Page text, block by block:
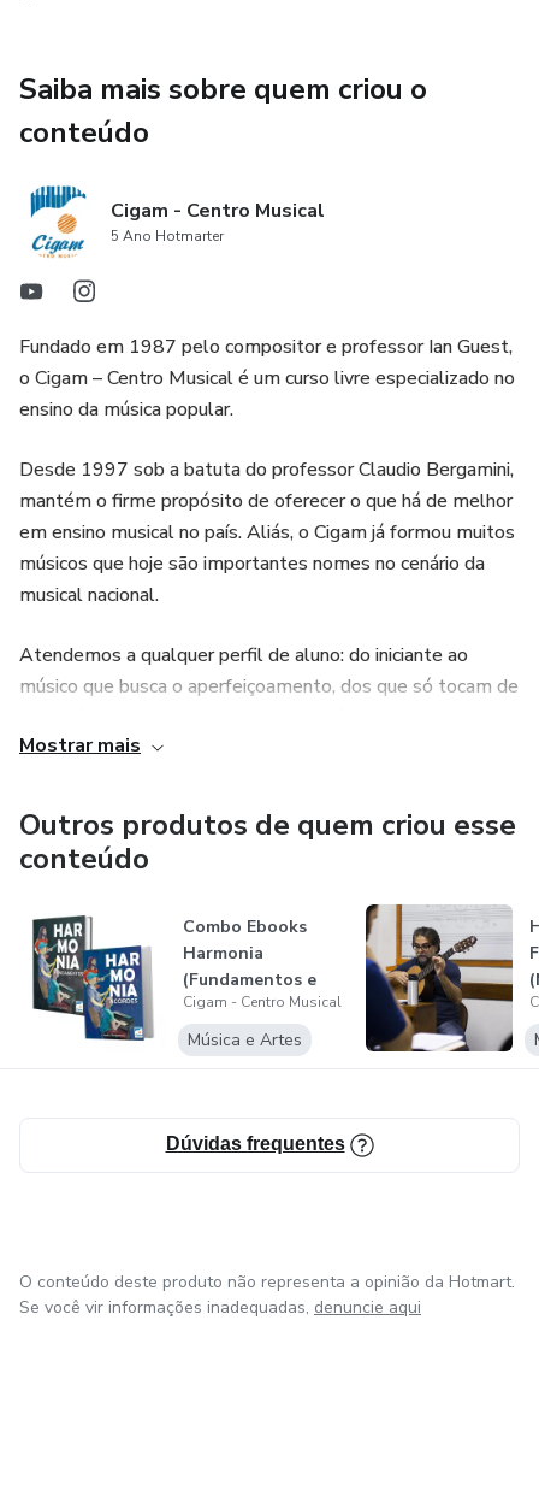
método.
Você vai aprender fazendo.
📺 AULAS GRAVADAS
Assista quando quiser, quantas vezes quiser.
✍️ EXERCÍCIOS COM CORREÇÃO
você pratica — e entende de verdade.
💬 FÓRUM DE DÚVIDAS
com outros músicos.
💰 ASSINATURA MENSAL COM VALOR IMBATÍVEL
por um investimento que cabe no seu bolso.
🚀 COMECE A ENTENDER DE VERDADE O QUE VOCÊ
seu aperfeiçoamento musical.
Saiba mais sobre quem criou o
conteúdo
Cigam - Centro Musical
5 Ano Hotmarter
Fundado em 1987 pelo compositor e professor Ian Guest,
o Cigam – Centro Musical é um curso livre especializado no
ensino da música popular.
Desde 1997 sob a batuta do professor Claudio Bergamini,
mantém o firme propósito de oferecer o que há de melhor
em ensino musical no país. Aliás, o Cigam já formou muitos
músicos que hoje são importantes nomes no cenário da
musical nacional.
Atendemos a qualquer perfil de aluno: do iniciante ao
músico que busca o aperfeiçoamento, dos que só tocam de
autodidata ao músico com formação superior, do amador
Mostrar mais
Outros produtos de quem criou esse
conteúdo
Combo Ebooks
Harmonia
(Fundamentos e
Acordes)
Cigam - Centro Musical
Música e Artes
Dúvidas frequentes
O conteúdo deste produto não representa a opinião da Hotmart.
Se você vir informações inadequadas, denuncie aqui